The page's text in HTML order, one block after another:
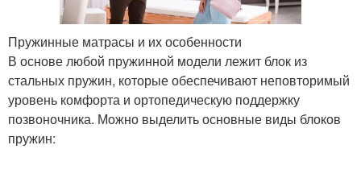
Пружинные матрасы и их особенности
В основе любой пружинной модели лежит блок из
стальных пружин, которые обеспечивают неповторимый
уровень комфорта и ортопедическую поддержку
позвоночника. Можно выделить основные виды блоков
пружин: